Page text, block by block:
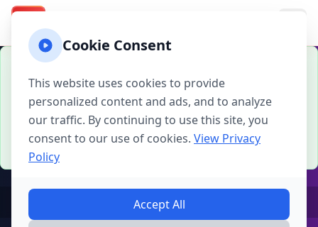
TX
Contenido en Español:
traducida al español para mejor servir a nuestra
comunidad hispanohablante. Todas las calculadoras
y guías mantienen la misma precisión y
funcionalidad que las versiones en inglés.-Ver en
inglés
Condados de Texas
Cookie Consent
This website uses cookies to provide
personalized content and ads, and to analyze
our traffic. By continuing to use this site, you
consent to our use of cookies. View Privacy
Policy
Accept All